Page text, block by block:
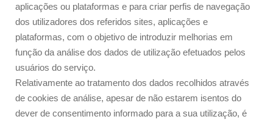
aplicações ou plataformas e para criar perfis de navegação
dos utilizadores dos referidos sites, aplicações e
plataformas, com o objetivo de introduzir melhorias em
função da análise dos dados de utilização efetuados pelos
usuários do serviço.
Relativamente ao tratamento dos dados recolhidos através
de cookies de análise, apesar de não estarem isentos do
dever de consentimento informado para a sua utilização, é